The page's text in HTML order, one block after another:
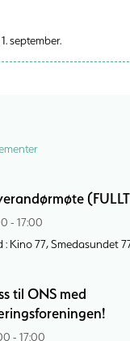
september.
- 17:00
: Kino 77, Smedasundet
til ONS med
- 17:00